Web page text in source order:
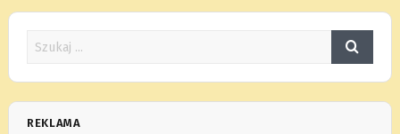
REKLAMA